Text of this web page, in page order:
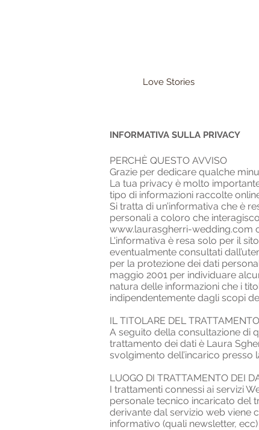
Love Stories
INFORMATIVA SULLA PRIVACY
PERCHÈ QUESTO AVVISO
Grazie per dedicare qualche
La tua privacy è molto
tipo di informazioni raccolte
Si tratta di un’informativa che è
personali a coloro che
www.laurasgherri-wedding.com
L'informativa è resa solo per il
eventualmente consultati
per la protezione dei dati
maggio 2001 per individuare
natura delle informazioni che i
indipendentemente dagli scopi
IL TITOLARE DEL TRATTAMENTO
A seguito della consultazione di
trattamento dei dati è Laura
svolgimento dell’incarico presso
LUOGO DI TRATTAMENTO DEI
I trattamenti connessi ai servizi
personale tecnico incaricato del
derivante dal servizio web viene
informativo (quali newsletter,